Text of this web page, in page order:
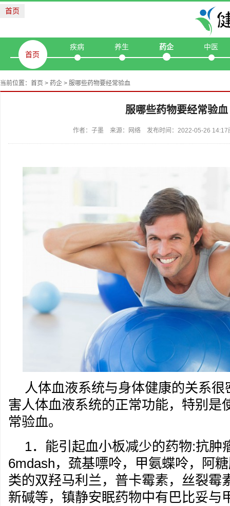
首页
首页
疾病 养生 药企 中医
当前位置： 首页 > 药企 > 服哪些药物要经常验血
服哪些药物要经常验血
作者：子墨 来源：网络 发布时间：2022-05-26
人体血液系统与身体健康的关系
害人体血液系统的正常功能，特别是
常验血。
1．能引起血小板减少的药物:抗肿
6mdash，巯基嘌呤，甲氨蝶呤，阿
类的双羟马利兰，普卡霉素，丝裂霉
新碱等，镇静安眠药物中有巴比妥与